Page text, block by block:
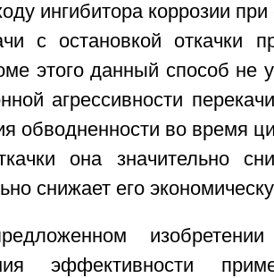
ингибитора коррозии
с остановкой откачки
этого данный способ не
агрессивности
обводненности во время
она значительно
снижает его
эффективности